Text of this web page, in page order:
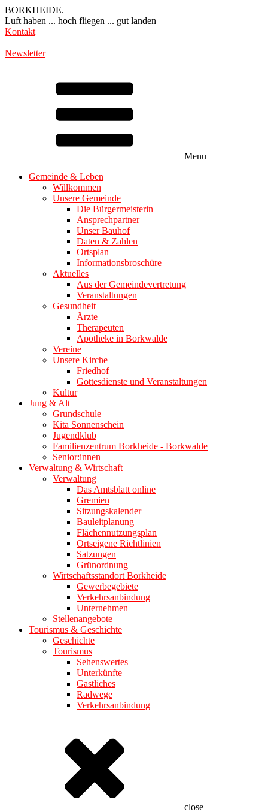
BORKHEIDE.
Luft haben ... hoch fliegen ... gut landen
Kontakt
|
Newsletter
Menu
Gemeinde & Leben
Willkommen
Unsere Gemeinde
Die Bürgermeisterin
Ansprechpartner
Unser Bauhof
Daten & Zahlen
Ortsplan
Informationsbroschüre
Aktuelles
Aus der Gemeindevertretung
Veranstaltungen
Gesundheit
Ärzte
Therapeuten
Apotheke in Borkwalde
Vereine
Unsere Kirche
Friedhof
Gottesdienste und Veranstaltungen
Kultur
Jung & Alt
Grundschule
Kita Sonnenschein
Jugendklub
Familienzentrum Borkheide - Borkwalde
Senior:innen
Verwaltung & Wirtschaft
Verwaltung
Das Amtsblatt online
Gremien
Sitzungskalender
Bauleitplanung
Flächennutzungsplan
Ortseigene Richtlinien
Satzungen
Grünordnung
Wirtschaftsstandort Borkheide
Gewerbegebiete
Verkehrsanbindung
Unternehmen
Stellenangebote
Tourismus & Geschichte
Geschichte
Tourismus
Sehenswertes
Unterkünfte
Gastliches
Radwege
Verkehrsanbindung
close